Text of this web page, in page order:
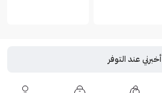
أخبرني عند التوفر